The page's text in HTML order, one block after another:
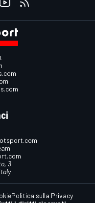
3
Politica sulla Privacy